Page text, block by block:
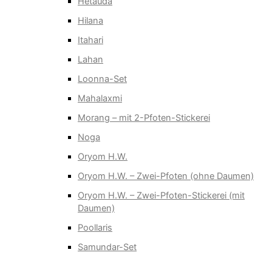
Hilana
Itahari
Lahan
Loonna-Set
Mahalaxmi
Morang – mit 2-Pfoten-Stickerei
Noga
Oryom H.W.
Oryom H.W. – Zwei-Pfoten (ohne Daumen)
Oryom H.W. – Zwei-Pfoten-Stickerei (mit
Daumen)
Poollaris
Samundar-Set